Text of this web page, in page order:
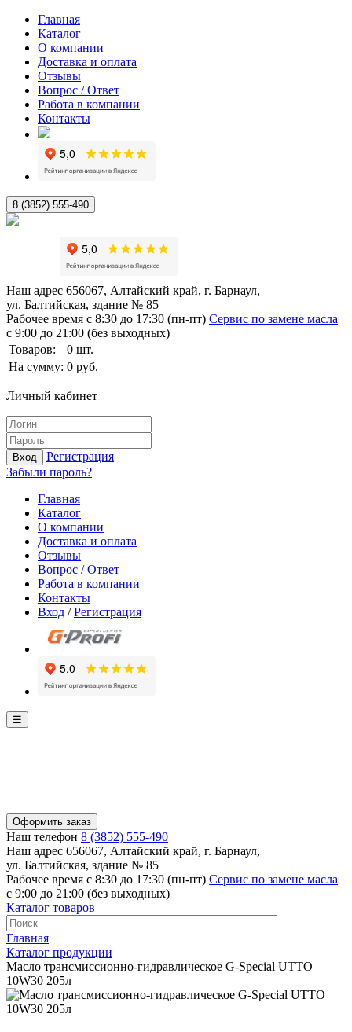
Главная
Каталог
О компании
Доставка и оплата
Отзывы
Вопрос / Ответ
Работа в компании
Контакты
8 (3852) 555-490
Наш адрес 656067, Алтайский край, г. Барнаул,
ул. Балтийская, здание № 85
Рабочее время с 8:30 до 17:30 (пн-пт) Сервис по замене масла
с 9:00 до 21:00 (без выходных)
Товаров:
0 шт.
На сумму: 0 руб.
Личный кабинет
Вход
Регистрация
Забыли пароль?
Главная
Каталог
О компании
Доставка и оплата
Отзывы
Вопрос / Ответ
Работа в компании
Контакты
Вход /Регистрация
☰
Оформить заказ
Наш телефон 8 (3852) 555-490
Наш адрес 656067, Алтайский край, г. Барнаул,
ул. Балтийская, здание № 85
Рабочее время с 8:30 до 17:30 (пн-пт) Сервис по замене масла
с 9:00 до 21:00 (без выходных)
Каталог товаров
Главная
Каталог продукции
Масло трансмиссионно-гидравлическое G-Special UTTO
10W30 205л